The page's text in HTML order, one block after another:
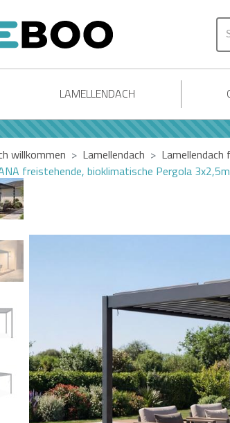
LAMELLENDACH
willkommen Lamellendach
freistehende, bioklimatische Pergola